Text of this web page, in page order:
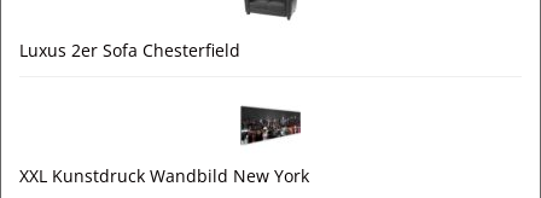
Luxus 2er Sofa Chesterfield
XXL Kunstdruck Wandbild New York